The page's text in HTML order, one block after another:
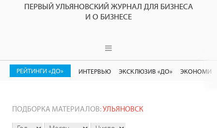
ПЕРВЫЙ УЛЬЯНОВСКИЙ ЖУРНАЛ ДЛЯ БИЗНЕСА
И О БИЗНЕСЕ
РЕЙТИНГИ «ДО» ИНТЕРВЬЮ ЭКСКЛЮЗИВ «ДО»
ПОДБОРКА МАТЕРИАЛОВ:УЛЬЯНОВСК